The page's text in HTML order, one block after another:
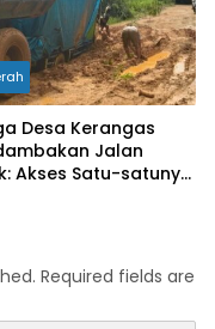
Desa Kerangas
Jalan
Akses Satu-satunya
Required fields are